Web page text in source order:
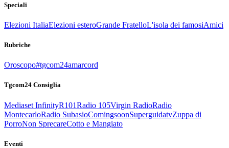
Speciali
Elezioni ItaliaElezioni esteroGrande FratelloL'isola dei famosiAmici
Rubriche
Oroscopo#tgcom24amarcord
Tgcom24 Consiglia
Mediaset InfinityR101Radio 105Virgin RadioRadio
MontecarloRadio SubasioComingsoonSuperguidatvZuppa di
PorroNon SprecareCotto e Mangiato
Eventi